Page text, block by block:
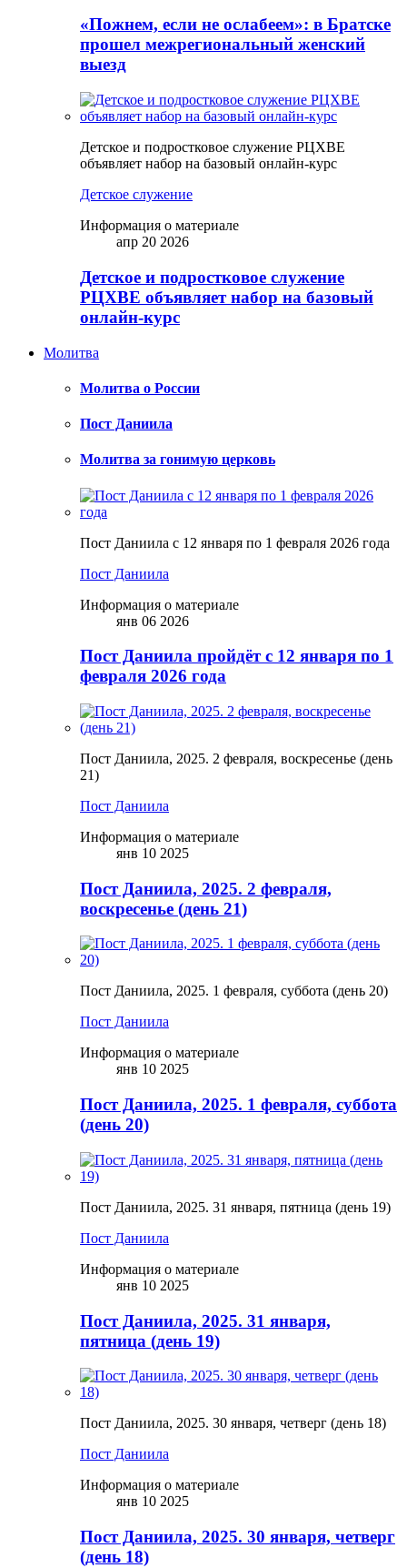
«Пожнем, если не ослабеем»: в Братске
прошел межрегиональный женский
выезд
Детское и подростковое служение РЦХВЕ
объявляет набор на базовый онлайн-курс
Детское служение
Информация о материале
апр 20 2026
Детское и подростковое служение
РЦХВЕ объявляет набор на базовый
онлайн-курс
Молитва
Молитва о России
Пост Даниила
Молитва за гонимую церковь
Пост Даниила с 12 января по 1 февраля 2026 года
Пост Даниила
Информация о материале
янв 06 2026
Пост Даниила пройдёт с 12 января по 1
февраля 2026 года
Пост Даниила, 2025. 2 февраля, воскресенье (день
21)
Пост Даниила
Информация о материале
янв 10 2025
Пост Даниила, 2025. 2 февраля,
воскресенье (день 21)
Пост Даниила, 2025. 1 февраля, суббота (день 20)
Пост Даниила
Информация о материале
янв 10 2025
Пост Даниила, 2025. 1 февраля, суббота
(день 20)
Пост Даниила, 2025. 31 января, пятница (день 19)
Пост Даниила
Информация о материале
янв 10 2025
Пост Даниила, 2025. 31 января,
пятница (день 19)
Пост Даниила, 2025. 30 января, четверг (день 18)
Пост Даниила
Информация о материале
янв 10 2025
Пост Даниила, 2025. 30 января, четверг
(день 18)